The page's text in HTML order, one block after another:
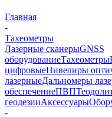
Главная
-
Тахеометры
Лазерные сканерыGNSS
оборудованиеТахеометры
цифровыеНивелиры
лазерныеДальномеры
обеспечениеПВП
геодезииАксессуары
-